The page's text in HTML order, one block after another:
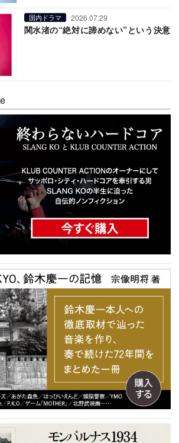
国内ドラマ 2026.07.29
関水渚の“絶対に諦めない”という決意